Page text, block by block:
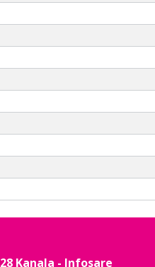
28 Kanala - Infosare